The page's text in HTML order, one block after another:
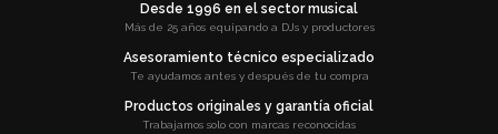
Desde 1996 en el sector musical
Más de 25 años equipando a DJs y productores
Asesoramiento técnico especializado
Te ayudamos antes y después de tu compra
Productos originales y garantía oficial
Trabajamos solo con marcas reconocidas